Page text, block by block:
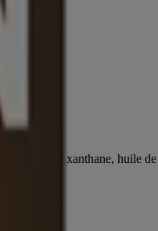
gomme de xanthane, huile